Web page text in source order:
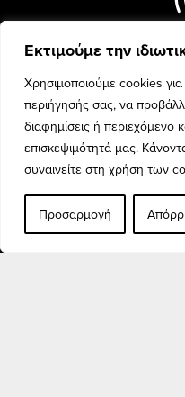
Εκτιμούμε την
Χρησιμοποιούμε cookies
περιήγησής σας, να
διαφημίσεις ή περιεχόμενο
επισκεψιμότητά μας.
συναινείτε στη χρήση των
Προσαρμογή
Every
beauty is
Discover